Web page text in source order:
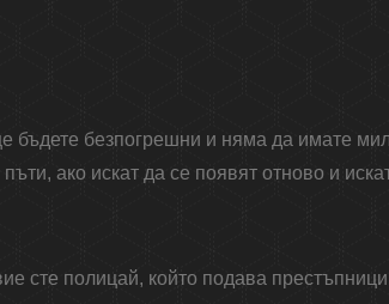
бъдете безпогрешни и няма да имате
пъти, ако искат да се появят отново и
сте полицай, който подава